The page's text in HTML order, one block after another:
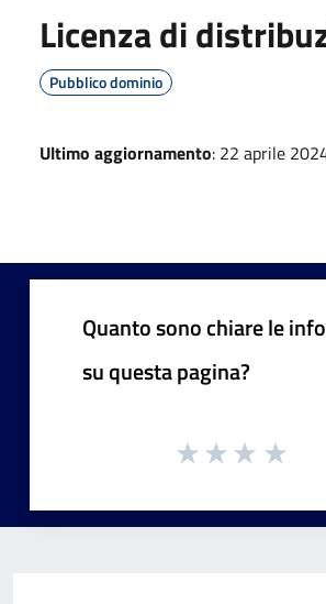
Licenza di
Pubblico dominio
Ultimo aggiornamento: 22 aprile
Quanto sono chiare le
su questa pagina?